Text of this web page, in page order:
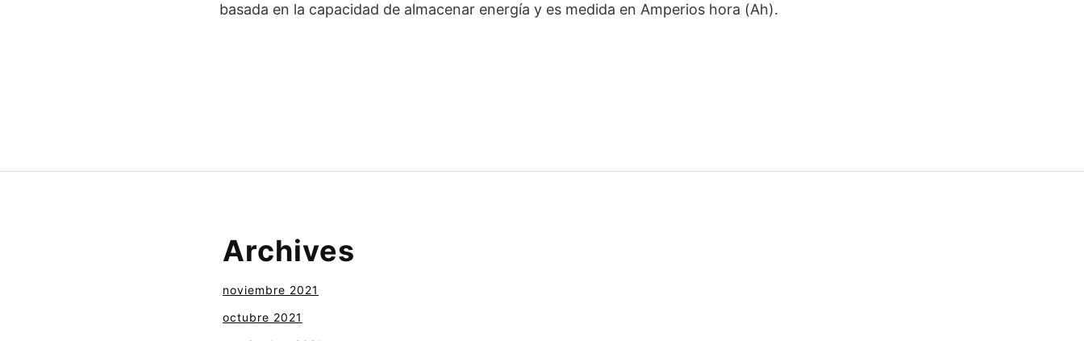
basada en la capacidad de almacenar energía y es medida en Amperios hora (Ah).
Archives
noviembre 2021
octubre 2021